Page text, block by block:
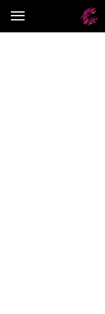
Copymedia.pl